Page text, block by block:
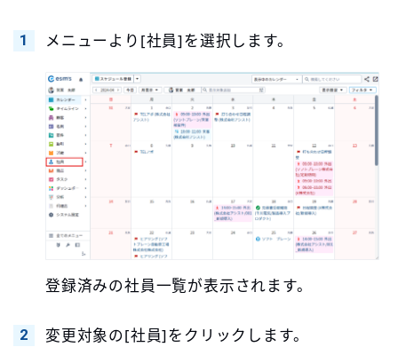
メニューより[社員]を選択します。
登録済みの社員一覧が表示されます。
変更対象の[社員]をクリックします。